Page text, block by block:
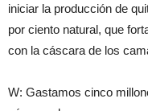
iniciar la producción de
por ciento natural, que
con la cáscara de los
W: Gastamos cinco